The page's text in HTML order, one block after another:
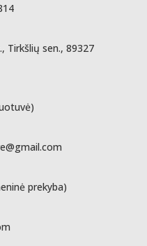
Tirkšlių sen., 89327
prekyba)